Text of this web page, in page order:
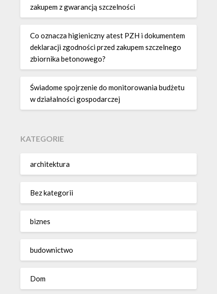
zakupem z gwarancją szczelności
Co oznacza higieniczny atest PZH i dokumentem
deklaracji zgodności przed zakupem szczelnego
zbiornika betonowego?
Świadome spojrzenie do monitorowania budżetu
w działalności gospodarczej
KATEGORIE
architektura
Bez kategorii
biznes
budownictwo
Dom